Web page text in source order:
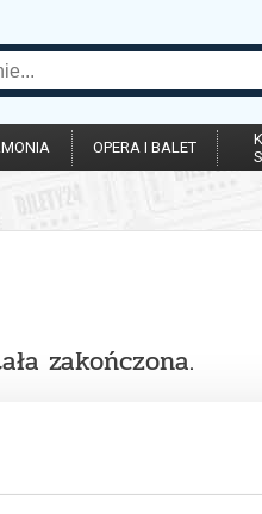
OPERA I BALET
zakończona.